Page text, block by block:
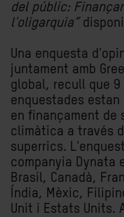
del públic:
l'oligarquia”
Una enquesta
juntament amb
global, recull que 9
enquestades
en finançament de
climàtica a través
superrics.
companyia Dynata
Brasil, Canadà,
Índia, Mèxic,
Unit i Estats Units.